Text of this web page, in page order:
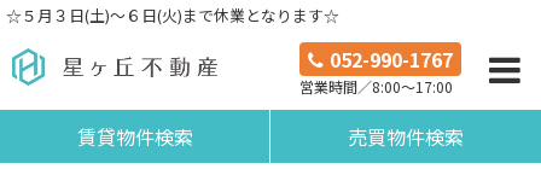
☆５月３日(土)～６日(火)まで休業となります☆
052-990-1767
営業時間／8:00～17:00
賃貸物件検索 売買物件検索